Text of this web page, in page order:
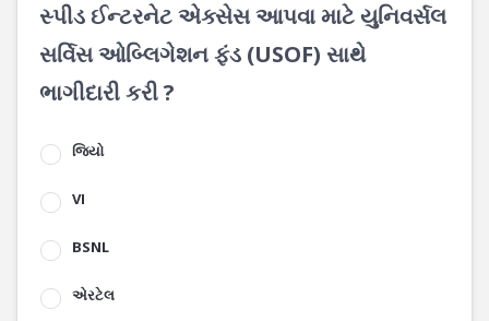
સ્પીડ ઈન્ટરનેટ એક્સેસ આપવા માટે યુનિવર્સલ
સર્વિસ ઓબ્લિગેશન ફંડ (USOF) સાથે
ભાગીદારી કરી ?
જિયો
VI
BSNL
એરટેલ